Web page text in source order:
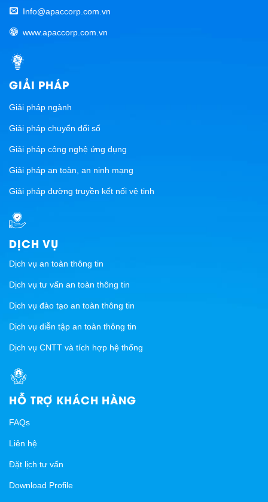
Info@apaccorp.com.vn
www.apaccorp.com.vn
GIẢI PHÁP
Giải pháp ngành
Giải pháp chuyển đổi số
Giải pháp công nghệ ứng dụng
Giải pháp an toàn, an ninh mạng
Giải pháp đường truyền kết nối vệ tinh
DỊCH VỤ
Dịch vụ an toàn thông tin
Dịch vụ tư vấn an toàn thông tin
Dịch vụ đào tạo an toàn thông tin
Dịch vụ diễn tập an toàn thông tin
Dịch vụ CNTT và tích hợp hệ thống
HỖ TRỢ KHÁCH HÀNG
FAQs
Liên hệ
Đặt lịch tư vấn
Download Profile